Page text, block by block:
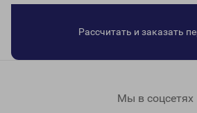
Рассчитать и заказать
Мы в соцсетях